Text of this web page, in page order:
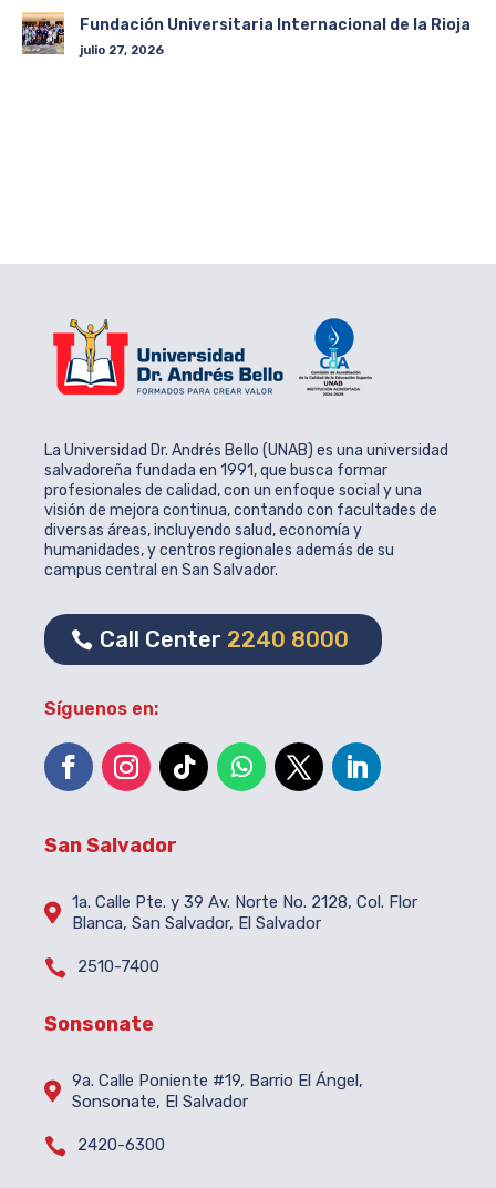
Fundación Universitaria Internacional de la Rioja
julio 27, 2026
La Universidad Dr. Andrés Bello (UNAB) es una universidad
salvadoreña fundada en 1991, que busca formar
profesionales de calidad, con un enfoque social y una
visión de mejora continua, contando con facultades de
diversas áreas, incluyendo salud, economía y
humanidades, y centros regionales además de su
campus central en San Salvador.
Call Center 2240 8000
Síguenos en:
San Salvador
 1a. Calle Pte. y 39 Av. Norte No. 2128, Col. Flor
Blanca, San Salvador, El Salvador
 2510-7400
Sonsonate
 9a. Calle Poniente #19, Barrio El Ángel,
Sonsonate, El Salvador
 2420-6300